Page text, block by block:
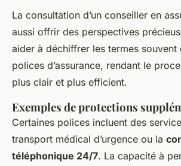
La consultation d’un conseiller en
aussi offrir des perspectives
aider à déchiffrer les termes souvent
polices d’assurance, rendant le
plus clair et plus efficient.
Exemples de protections
Certaines polices incluent des
transport médical d’urgence ou la
téléphonique 24/7. La capacité à